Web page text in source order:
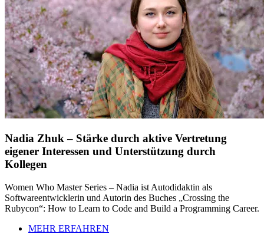
Nadia Zhuk – Stärke durch aktive Vertretung
eigener Interessen und Unterstützung durch
Kollegen
Women Who Master Series – Nadia ist Autodidaktin als
Softwareentwicklerin und Autorin des Buches „Crossing the
Rubycon“: How to Learn to Code and Build a Programming Career.
MEHR ERFAHREN